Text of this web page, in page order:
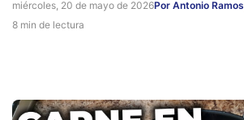
miércoles, 20 de mayo de 2026Por Antonio Ramos
8 min de lectura